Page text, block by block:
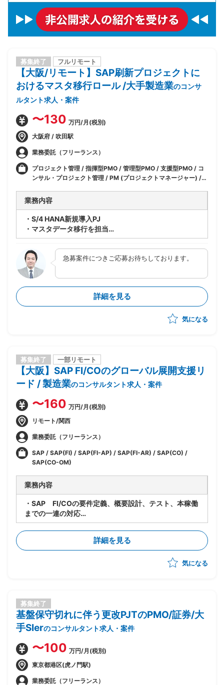
募集終了 フルリモート
【大阪/リモート】SAP刷新プロジェクトに
おけるマスタ移行ロール /大手製造業のコンサ
ルタント求人・案件
〜130 万円/月(税別)
大阪府 / 吹田駅
業務委託（フリーランス）
プロジェクト管理 / 指揮型PMO / 管理型PMO / 支援型PMO / コ
ンサル・プロジェクト管理 / PM (プロジェクトマネージャー) /
SAP(PP) / SAP(PS) / SAP(FI-AP) / インフラ
業務内容
・S/4 HANA新規導入PJ
・マスタデータ移行を担当
・フェーズを見つつ、上記業務におけるPMO業務を担
う
・各種検討会取りまとめ、ファシリテーション
急募案件につきご応募お待ちしております。
詳細を見る
気になる
募集終了 一部リモート
【大阪】SAP FI/COのグローバル展開支援リ
ード / 製造業のコンサルタント求人・案件
〜160 万円/月(税別)
リモート/関西
業務委託（フリーランス）
SAP / SAP(FI) / SAP(FI-AP) / SAP(FI-AR) / SAP(CO) /
SAP(CO-OM)
業務内容
・SAP FI/COの要件定義、概要設計、テスト、本稼働
までの一連の対応
・チームリードとしてクライアントのファシリテーショ
ン
・ソリューション定義詳細を見る
気になる
募集終了
基盤保守切れに伴う更改PJTのPMO/証券/大
手SIerのコンサルタント求人・案件
〜100 万円/月(税別)
東京都港区(虎ノ門駅)
業務委託（フリーランス）